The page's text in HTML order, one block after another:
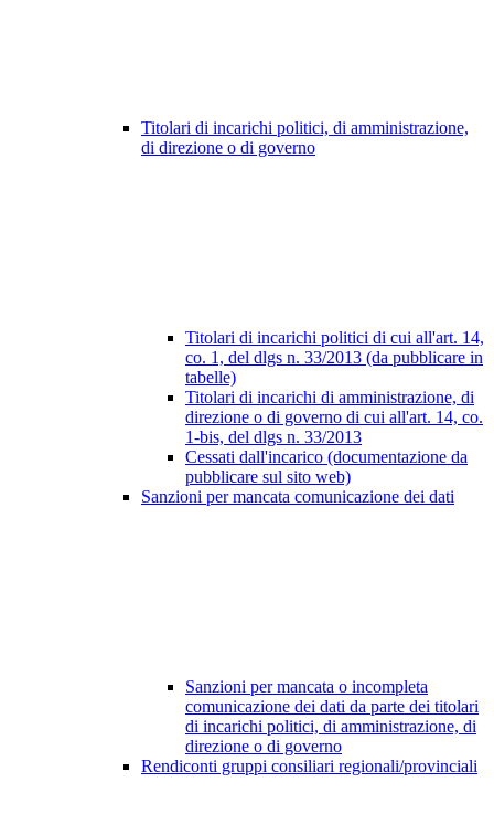
Titolari di incarichi politici, di amministrazione,
di direzione o di governo
Titolari di incarichi politici di cui all'art. 14,
co. 1, del dlgs n. 33/2013 (da pubblicare in
tabelle)
Titolari di incarichi di amministrazione, di
direzione o di governo di cui all'art. 14, co.
1-bis, del dlgs n. 33/2013
Cessati dall'incarico (documentazione da
pubblicare sul sito web)
Sanzioni per mancata comunicazione dei dati
Sanzioni per mancata o incompleta
comunicazione dei dati da parte dei titolari
di incarichi politici, di amministrazione, di
direzione o di governo
Rendiconti gruppi consiliari regionali/provinciali